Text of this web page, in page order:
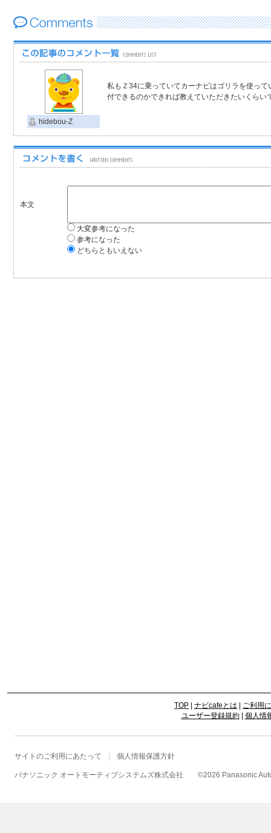
hidebou-Z
私もＺ34に乗っていてカーナビはゴリラを使っ
付できるのかできれば教えていただきたいくらい
本文
大変参考になった
参考になった
どちらともいえない
TOP ナビcafeとは
ご利用
ユーザー登録規約| 個人情
サイトのご利用にあたって 個人情報保護方針
パナソニック オートモーティブシステムズ株式会社 ©2026 Panasonic